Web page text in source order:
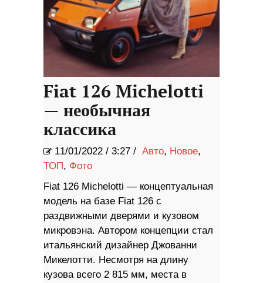
Fiat 126 Michelotti
— необычная
классика
11/01/2022 / 3:27 / Авто, Новое,
ТОП, Фото
Fiat 126 Michelotti — концептуальная
модель на базе Fiat 126 с
раздвижными дверями и кузовом
микровэна. Автором концепции стал
итальянский дизайнер Джованни
Микелотти. Несмотря на длину
кузова всего 2 815 мм, места в